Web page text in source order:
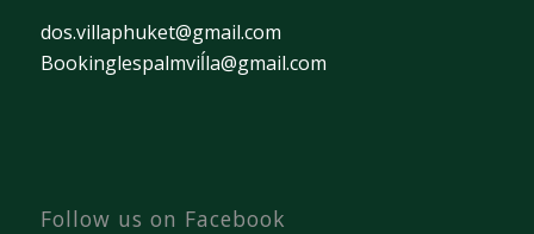
dos.villaphuket@gmail.com
Bookinglespalmviĺla@gmail.com
Follow us on Facebook